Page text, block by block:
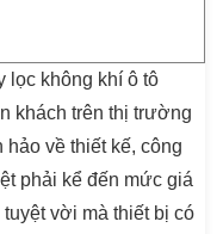
lọc không khí ô tô
khách trên thị trường
về thiết kế, công
phải kể đến mức giá
vời mà thiết bị có